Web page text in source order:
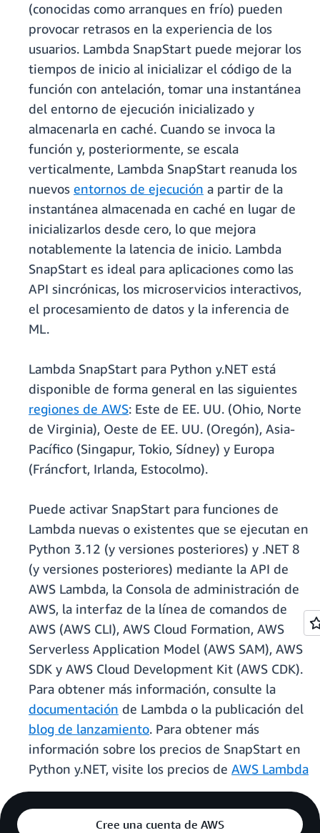
(conocidas como arranques en frío) pueden
provocar retrasos en la experiencia de los
usuarios. Lambda SnapStart puede mejorar los
tiempos de inicio al inicializar el código de la
función con antelación, tomar una instantánea
del entorno de ejecución inicializado y
almacenarla en caché. Cuando se invoca la
función y, posteriormente, se escala
verticalmente, Lambda SnapStart reanuda los
nuevos entornos de ejecución a partir de la
instantánea almacenada en caché en lugar de
inicializarlos desde cero, lo que mejora
notablemente la latencia de inicio. Lambda
SnapStart es ideal para aplicaciones como las
API sincrónicas, los microservicios interactivos,
el procesamiento de datos y la inferencia de
ML.
Lambda SnapStart para Python y.NET está
disponible de forma general en las siguientes
regiones de AWS: Este de EE. UU. (Ohio, Norte
de Virginia), Oeste de EE. UU. (Oregón), Asia-
Pacífico (Singapur, Tokio, Sídney) y Europa
(Fráncfort, Irlanda, Estocolmo).
Puede activar SnapStart para funciones de
Lambda nuevas o existentes que se ejecutan en
Python 3.12 (y versiones posteriores) y .NET 8
(y versiones posteriores) mediante la API de
AWS Lambda, la Consola de administración de
AWS, la interfaz de la línea de comandos de
AWS (AWS CLI), AWS Cloud Formation, AWS
Serverless Application Model (AWS SAM), AWS
SDK y AWS Cloud Development Kit (AWS CDK).
Para obtener más información, consulte la
documentación de Lambda o la publicación del
blog de lanzamiento. Para obtener más
información sobre los precios de SnapStart en
Python y.NET, visite los precios de AWS Lambda
Cree una cuenta de AWS